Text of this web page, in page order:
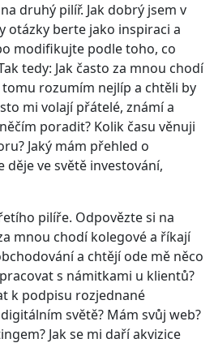
druhý pilíř. Jak dobrý jsem v
otázky berte jako inspiraci a
modifikujte podle toho, co
tedy: Jak často za mnou chodí
rozumím nejlíp a chtěli by
mi volají přátelé, známí a
poradit? Kolik času věnuji
Jaký mám přehled o
děje ve světě investování,
pilíře. Odpovězte si na
mnou chodí kolegové a říkají
a chtějí ode mě něco
s námitkami u klientů?
k podpisu rozjednané
světě? Mám svůj web?
Jak se mi daří akvizice